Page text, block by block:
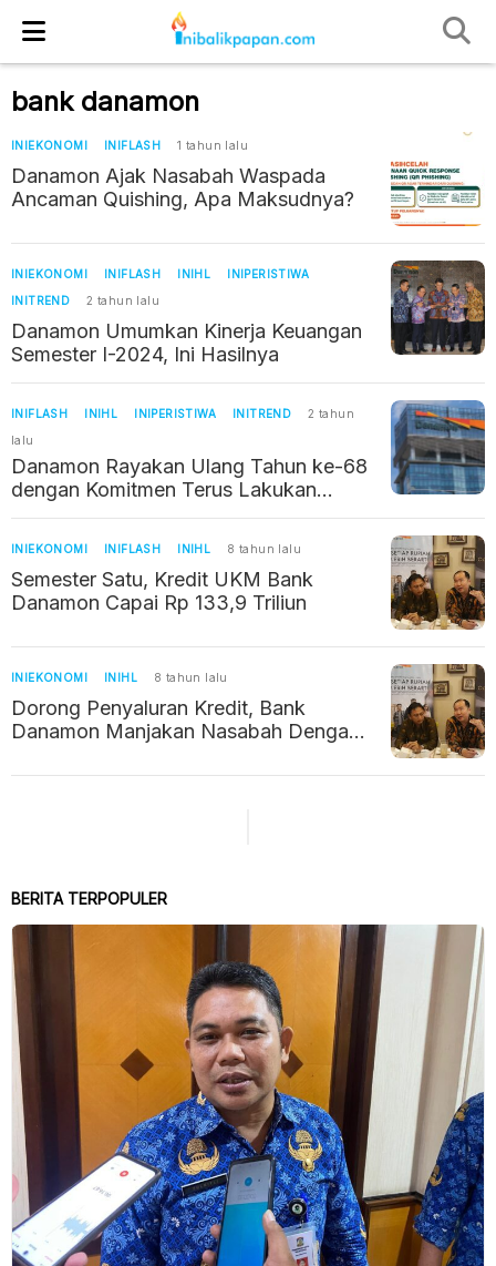
bank danamon
INIEKONOMI INIFLASH 1 tahun lalu
Danamon Ajak Nasabah Waspada
Ancaman Quishing, Apa Maksudnya?
INIEKONOMI INIFLASH INIHL
INIPERISTIWA
INITREND
2 tahun lalu
Danamon Umumkan Kinerja Keuangan
Semester I-2024, Ini Hasilnya
INIFLASH INIHL INIPERISTIWA INITREND
2 tahun
lalu
Danamon Rayakan Ulang Tahun ke-68
dengan Komitmen Terus Lakukan
Transformasi
INIEKONOMI INIFLASH INIHL 8 tahun lalu
Semester Satu, Kredit UKM Bank
Danamon Capai Rp 133,9 Triliun
INIEKONOMI INIHL 8 tahun lalu
Dorong Penyaluran Kredit, Bank
Danamon Manjakan Nasabah Dengan
BERITA TERPOPULER